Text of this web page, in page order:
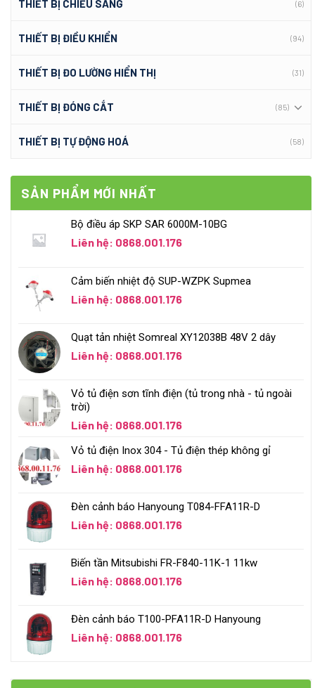
THIẾT BỊ CHIẾU SÁNG (6)
THIẾT BỊ ĐIỀU KHIỂN (94)
THIẾT BỊ ĐO LƯỜNG HIỂN THỊ (31)
THIẾT BỊ ĐÓNG CẮT (85)
THIẾT BỊ TỰ ĐỘNG HOÁ (58)
SẢN PHẨM MỚI NHẤT
Bộ điều áp SKP SAR 6000M-10BG
Liên hệ: 0868.001.176
Cảm biến nhiệt độ SUP-WZPK Supmea
Liên hệ: 0868.001.176
Quạt tản nhiệt Somreal XY12038B 48V 2 dây
Liên hệ: 0868.001.176
Vỏ tủ điện sơn tĩnh điện (tủ trong nhà - tủ ngoài
trời)
Liên hệ: 0868.001.176
Vỏ tủ điện Inox 304 - Tủ điện thép không gỉ
Liên hệ: 0868.001.176
Đèn cảnh báo Hanyoung T084-FFA11R-D
Liên hệ: 0868.001.176
Biến tần Mitsubishi FR-F840-11K-1 11kw
Liên hệ: 0868.001.176
Đèn cảnh báo T100-PFA11R-D Hanyoung
Liên hệ: 0868.001.176